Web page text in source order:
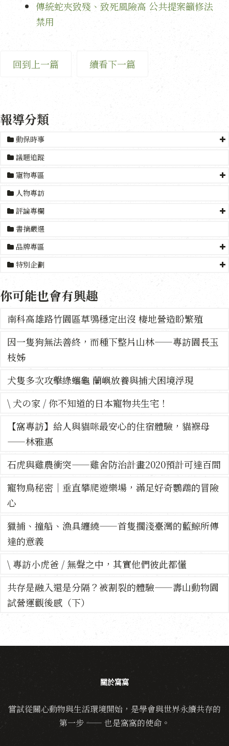
傳統蛇夾致殘、致死風險高 公共提案籲修法
禁用
回到上一篇 續看下一篇
報導分類
動保時事
議題追蹤
寵物專區
人物專訪
評論專欄
書摘嚴選
品牌專區
特別企劃
你可能也會有興趣
南科高雄路竹園區草鴞穩定出沒 棲地營造盼繁殖
因一隻狗無法善終，而種下整片山林——專訪園長玉
枝姊
犬隻多次攻擊綠蠵龜 蘭嶼放養與捕犬困境浮現
\ 犬の家 / 你不知道的日本寵物共生宅！
【窩專訪】給人與貓咪最安心的住宿體驗，貓褓母
——林雅惠
石虎與雞農衝突——雞舍防治計畫2020預計可達百間
寵物鳥秘密｜垂直攀爬遊樂場，滿足好奇鸚鵡的冒險
心
獵捕、撞船、漁具纏繞——首隻擱淺臺灣的藍鯨所傳
達的意義
\ 專訪小虎爸 / 無聲之中，其實他們彼此都懂
共存是融入還是分隔？被割裂的體驗——壽山動物園
試營運觀後感（下）
關於窩窩
嘗試從關心動物與生活環境開始，是學會與世界永續共存的
第一步 —— 也是窩窩的使命。